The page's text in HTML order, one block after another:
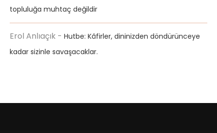
topluluğa muhtaç değildir
Erol Anlıaçık - Hutbe: Kâfirler, dininizden döndürünceye
kadar sizinle savaşacaklar.